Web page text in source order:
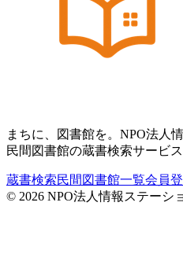
まちに、図書館を。NPO法人
民間図書館の蔵書検索サービス
蔵書検索民間図書館一覧会員
© 2026 NPO法人情報ステーシ